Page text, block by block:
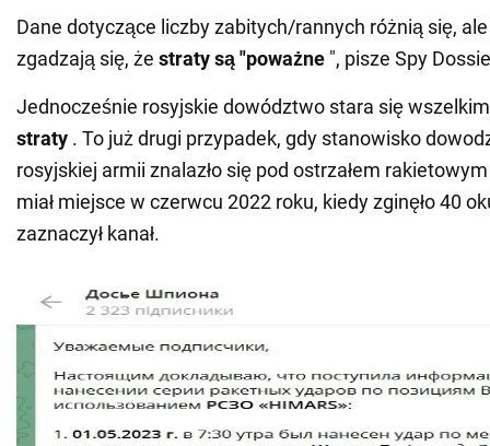
Dane dotyczące liczby zabitych/rannych różnią się,
zgadzają się, że straty są "poważne ", pisze Spy
Jednocześnie rosyjskie dowództwo stara się
straty . To już drugi przypadek, gdy stanowisko
rosyjskiej armii znalazło się pod ostrzałem
miał miejsce w czerwcu 2022 roku, kiedy zginęło 40
zaznaczył kanał.